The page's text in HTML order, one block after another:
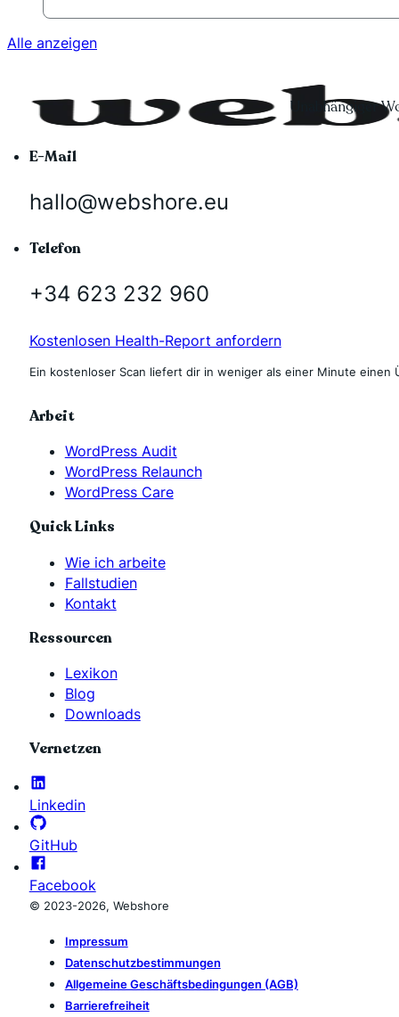
Alle anzeigen
Unabhängiger
E-Mail
hallo@webshore.eu
Telefon
+34 623 232 960
Kostenlosen Health-Report anfordern
Ein kostenloser Scan liefert dir in weniger als einer Minute einen
Arbeit
WordPress Audit
WordPress Relaunch
WordPress Care
Quick Links
Wie ich arbeite
Fallstudien
Kontakt
Ressourcen
Lexikon
Blog
Downloads
Vernetzen
Linkedin
GitHub
Facebook
© 2023-2026, Webshore
Impressum
Datenschutzbestimmungen
Allgemeine Geschäftsbedingungen (AGB)
Barrierefreiheit